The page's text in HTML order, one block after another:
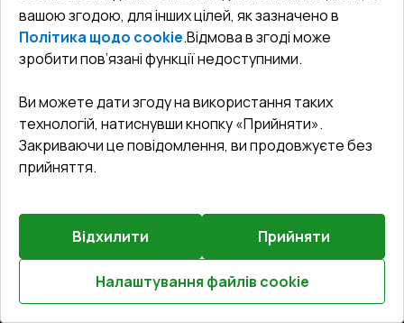
Як правильно заміряти вікна
Повернення товару
Договір публічної оферти
Офіс:Україна, м. Вінниця, вул. Келецька 60 кв. 61
undefined(undefined)
©2026 Всі права захищені.
Сайт створено на платформіVitrager.com.
Повідомити про проблему?
вашою згодою, для інших цілей, як зазначено в
Політика щодо cookie.Відмова в згоді може
зробити пов’язані функції недоступними.
Ви можете дати згоду на використання таких
технологій, натиснувши кнопку «Прийняти».
Закриваючи це повідомлення, ви продовжуєте без
прийняття.
Відхилити Прийняти
Налаштування файлів cookie